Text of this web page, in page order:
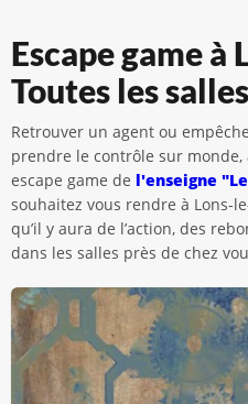
Escape game à
Toutes les salles
Retrouver un agent ou
prendre le contrôle sur
escape game de l'enseigne
souhaitez vous rendre à Lons-
qu’il y aura de l’action, des
dans les salles près de chez